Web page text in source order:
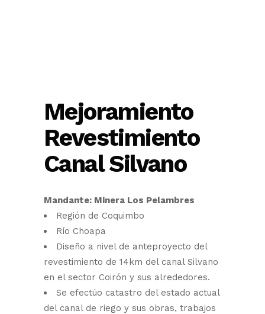
Mejoramiento
Revestimiento
Canal Silvano
Mandante: Minera Los Pelambres
Región de Coquimbo
Río Choapa
Diseño a nivel de anteproyecto del
revestimiento de 14km del canal Silvano
en el sector Coirón y sus alrededores.
Se efectúo catastro del estado actual
del canal de riego y sus obras, trabajos